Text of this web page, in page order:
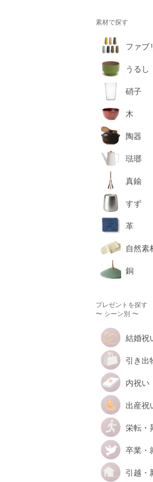
素材で探す
ファブ
うるし
硝子
木
陶器
琺瑯
真鍮
すず
革
自然素
銅
プレゼントを探す
〜 シーン別 〜
結婚祝
引き出
内祝い
出産祝
栄転・
卒業・
引越・